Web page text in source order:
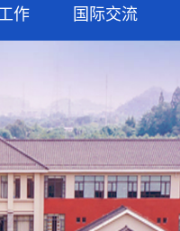
作 国际交流